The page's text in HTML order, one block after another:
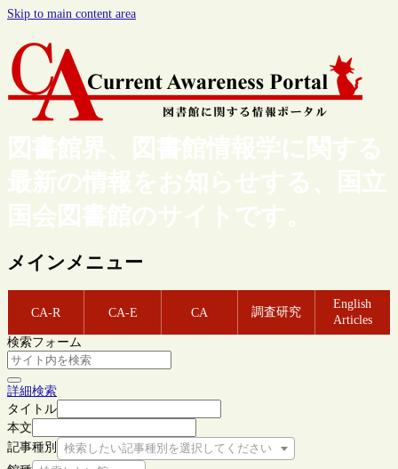
Skip to main content area
図書館界、図書館情報学に関する
最新の情報をお知らせする、国立
国会図書館のサイトです。
メインメニュー
CA-R CA-E CA 調査研究
English
Articles
検索フォーム
詳細検索
タイトル
本文
記事種別
検索したい記事種別を選択してください